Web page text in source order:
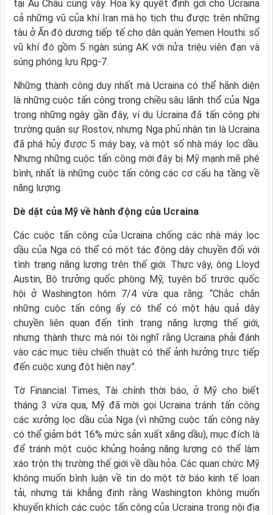
tại Âu Châu cũng vậy. Hoa kỳ quyết định gởi cho Ucraina
cả những vũ của khí Iran mà họ tịch thu được trên những
tàu ở Ấn độ dương tiếp tế cho dân quân Yemen Houthi: số
vũ khí đó gồm 5 ngàn súng AK với nửa triệu viên đạn và
súng phóng lựu Rpg-7.
Những thành công duy nhất mà Ucraina có thể hãnh diện
là những cuộc tấn công trong chiều sâu lãnh thổ của Nga
trong những ngày gần đây, ví dụ Ucraina đã tấn công phi
trường quân sự Rostov, nhưng Nga phủ nhận tin là Ucraina
đã phá hủy được 5 máy bay, và một số nhà máy lọc dầu.
Nhưng những cuộc tấn công mới đây bị Mỹ mạnh mẽ phê
bình, nhất là những cuộc tấn công các cơ cấu hạ tầng về
năng lượng.
Dè dặt của Mỹ về hành động của Ucraina
Các cuộc tấn công của Ucraina chống các nhà máy lọc
dầu của Nga có thể có một tác động dây chuyền đối với
tình trạng năng lượng trên thế giới. Thực vậy, ông Lloyd
Austin, Bộ trưởng quốc phòng Mỹ, tuyên bố trước quốc
hội ở Washington hôm 7/4 vừa qua rằng: “Chắc chắn
những cuộc tấn công ấy có thể có một hậu quả dây
chuyền liên quan đến tình trạng năng lượng thế giới,
nhưng thành thực mà nói tôi nghĩ rằng Ucraina phải đánh
vào các mục tiêu chiến thuật có thể ảnh hưởng trực tiếp
đến cuộc xung đột hiện nay”.
Tờ Financial Times, Tài chính thời báo, ở Mỹ cho biết
tháng 3 vừa qua, Mỹ đã mời gọi Ucraina tránh tấn công
các xưởng lọc dầu của Nga (vì những cuộc tấn công này
có thể giảm bớt 16% mức sản xuất xăng dầu), mục đích là
để tránh một cuộc khủng hoảng năng lượng có thể làm
xáo trộn thị trường thế giới về dầu hỏa. Các quan chức Mỹ
không muốn bình luận về tin do một tờ báo kinh tế loan
tải, nhưng tái khẳng định rằng Washington không muốn
khuyến khích các cuộc tấn công của Ucraina trong nội địa